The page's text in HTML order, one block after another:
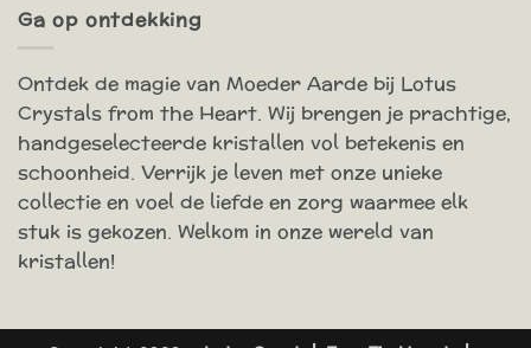
Ga op ontdekking
Ontdek de magie van Moeder Aarde bij Lotus
Crystals from the Heart. Wij brengen je prachtige,
handgeselecteerde kristallen vol betekenis en
schoonheid. Verrijk je leven met onze unieke
collectie en voel de liefde en zorg waarmee elk
stuk is gekozen. Welkom in onze wereld van
kristallen!